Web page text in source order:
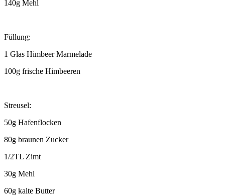
140g Mehl
Füllung:
1 Glas Himbeer Marmelade
100g frische Himbeeren
Streusel:
50g Hafenflocken
80g braunen Zucker
1/2TL Zimt
30g Mehl
60g kalte Butter